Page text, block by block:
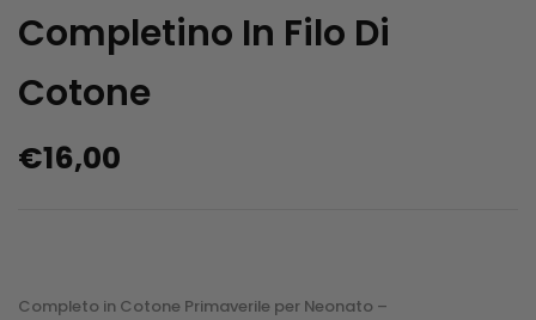
Completino In Filo Di
Cotone
€16,00
Completo in Cotone Primaverile per Neonato –